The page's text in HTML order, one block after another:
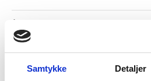
Samtykke Detaljer
Årsrapporten 2023-12